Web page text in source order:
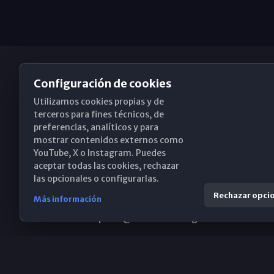
Obispado de Málaga
Santa María, 18-20. 29015 Málaga
(+34) 952 224 386
Configuración de cookies
Utilizamos cookies propias y de
terceros para fines técnicos, de
preferencias, analíticos y para
mostrar contenidos externos como
YouTube, X o Instagram. Puedes
aceptar todas las cookies, rechazar
las opcionales o configurarlas.
Más información Rechazar